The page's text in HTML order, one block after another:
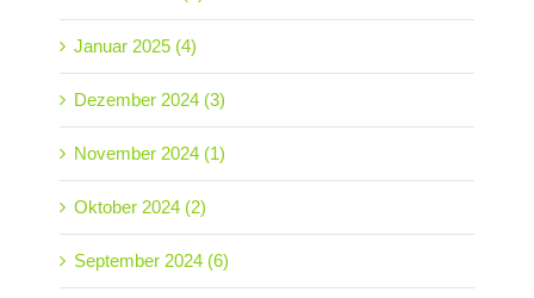
Januar 2025 (4)
Dezember 2024 (3)
November 2024 (1)
Oktober 2024 (2)
September 2024 (6)